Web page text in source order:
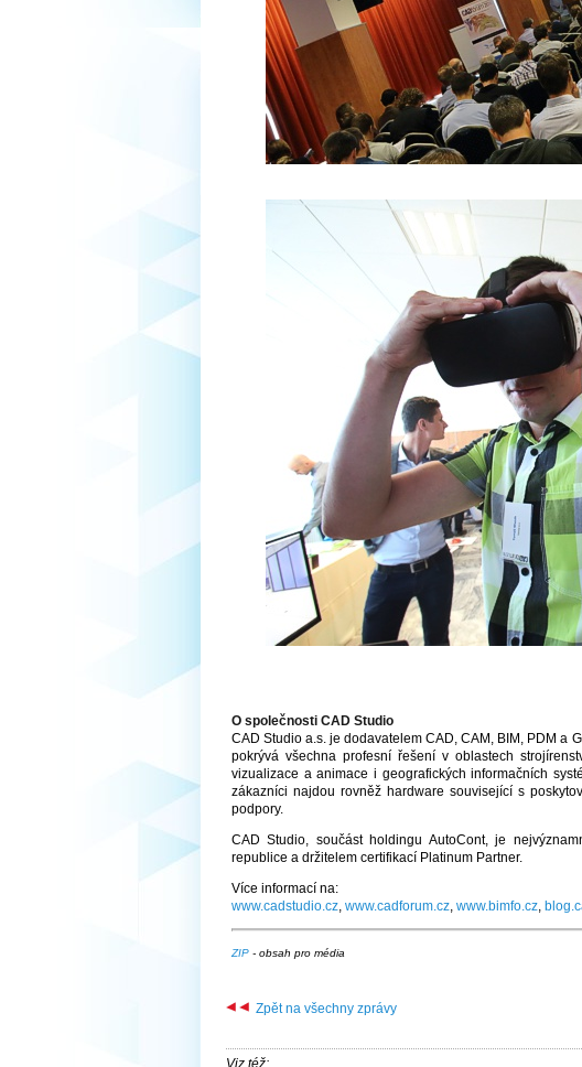
O společnosti CAD Studio
CAD Studio a.s. je dodavatelem CAD, CAM, BIM, PDM a
pokrývá všechna profesní řešení v oblastech
vizualizace a animace i geografických informačních
zákazníci najdou rovněž hardware související s
podpory.
CAD Studio, součást holdingu AutoCont, je
republice a držitelem certifikací Platinum Partner.
Více informací na:
www.cadstudio.cz www.cadforum.cz www.bimfo.cz
ZIP - obsah pro média
Zpět na všechny zprávy
Viz též: